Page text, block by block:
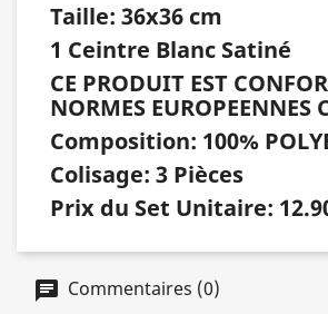
Taille: 36x36 cm
1 Ceintre Blanc Satiné
CE PRODUIT EST
NORMES EUROPEENNES
Composition: 100%
Colisage: 3 Pièces
Prix du Set Unitaire:
Commentaires (0)